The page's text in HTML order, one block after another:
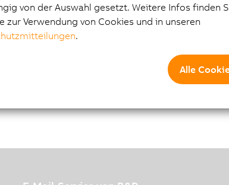
von der Auswahl gesetzt. Weitere Infos finden
zur Verwendung von Cookies und in unseren
.
Alle